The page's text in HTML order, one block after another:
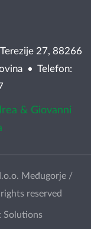
27, 88266
• Telefon:
& Giovanni
Međugorje /
reserved
Solutions